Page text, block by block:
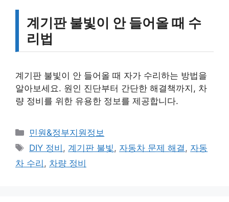
계기판 불빛이 안 들어올 때 수
리법
계기판 불빛이 안 들어올 때 자가 수리하는 방법을
알아보세요. 원인 진단부터 간단한 해결책까지, 차
량 정비를 위한 유용한 정보를 제공합니다.
카
테
리
민원&정부지원정보
태
그
DIY 정비 , 계기판 불빛 , 자동차 문제 해결 , 자동
차 수리 , 차량 정비